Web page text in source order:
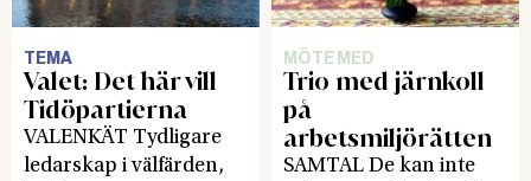
TEMA
Valet: Det här vill
Tidöpartierna
VALENKÄT Tydligare
ledarskap i välfärden,
MÖTE MED
Trio med järnkoll
på
arbetsmiljörätten
SAMTAL De kan inte